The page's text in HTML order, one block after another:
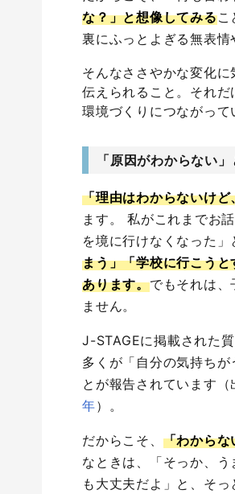
な？」と想像してみるこ
裏にふっとよぎる無表情
そんなささやかな変化
伝えられること。それ
環境づくりにつながって
「原因がわからない
「理由はわからないけ
ます。 私がこれまでお
を境に行けなくなった」
まう」「学校に行こう
あります。でもそれは、
ません。
J-STAGEに掲載された
多くが「自分の気持ち
とが報告されています（
年）。
だからこそ、 「わからな
なときは、「そっか、
も大丈夫だよ」と、そ